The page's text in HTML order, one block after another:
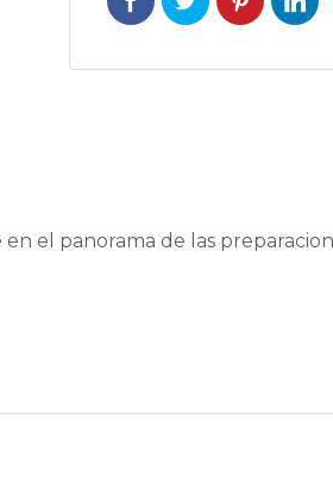
el panorama de las